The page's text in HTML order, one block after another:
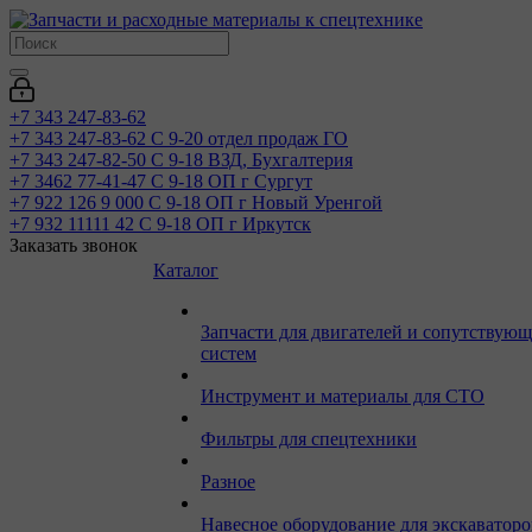
+7 343 247-83-62
+7 343 247-83-62 С 9-20 отдел продаж ГО
+7 343 247-82-50 С 9-18 ВЗД, Бухгалтерия
+7 3462 77-41-47 С 9-18 ОП г Сургут
+7 922 126 9 000 С 9-18 ОП г Новый Уренгой
+7 932 11111 42 С 9-18 ОП г Иркутск
Заказать звонок
Каталог
Запчасти для двигателей и
систем
Инструмент и материалы для СТО
Фильтры для спецтехники
Разное
Навесное оборудование для